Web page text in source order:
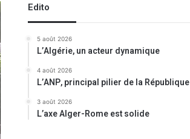
Edito
5 août 2026
L’Algérie, un acteur dynamique
4 août 2026
L’ANP, principal pilier de la République
3 août 2026
L’axe Alger-Rome est solide